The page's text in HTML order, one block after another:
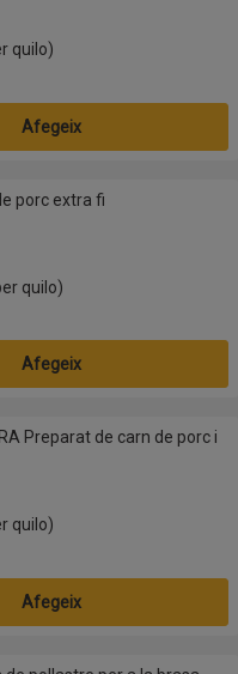
quilo)
Afegeix
porc extra fi
quilo)
Afegeix
porc i vedella
Preparat de carn de porc i
quilo)
Afegeix